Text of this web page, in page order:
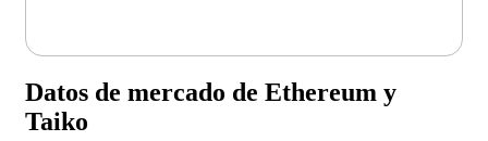
Datos de mercado de Ethereum y
Taiko